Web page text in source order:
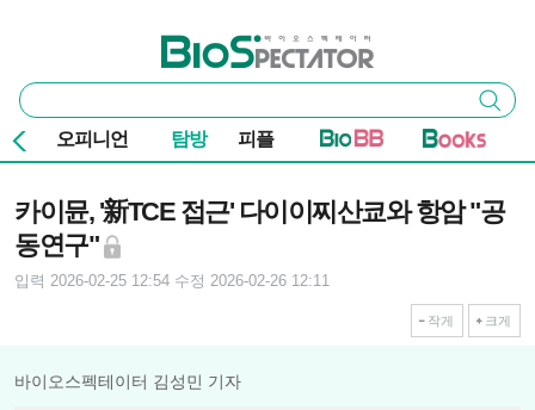
바이오스펙테이터
통
합
검
색
검색
오피니언 탐방 피플
카이뮨, '新TCE 접근' 다이이찌산쿄와 항암 "공
동연구"
입력 2026-02-25 12:54 수정 2026-02-26 12:11
작게 크게
바이오스펙테이터 김성민 기자